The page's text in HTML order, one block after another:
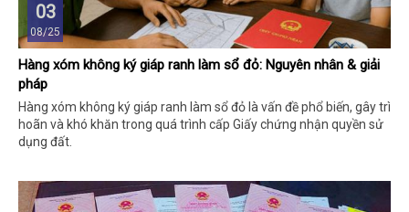
03
08/25
Hàng xóm không ký giáp ranh làm sổ đỏ: Nguyên nhân & giải
pháp
Hàng xóm không ký giáp ranh làm sổ đỏ là vấn đề phổ biến, gây trì
hoãn và khó khăn trong quá trình cấp Giấy chứng nhận quyền sử
dụng đất.